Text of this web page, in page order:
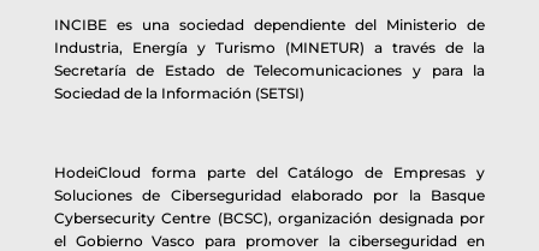
INCIBE es una sociedad dependiente del Ministerio de
Industria, Energía y Turismo (MINETUR) a través de la
Secretaría de Estado de Telecomunicaciones y para la
Sociedad de la Información (SETSI)
HodeiCloud forma parte del Catálogo de Empresas y
Soluciones de Ciberseguridad elaborado por la Basque
Cybersecurity Centre (BCSC), organización designada por
el Gobierno Vasco para promover la ciberseguridad en